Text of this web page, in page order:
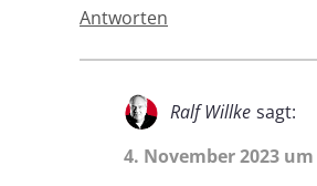
Antworten
Ralf Willke sagt:
4. November 2023